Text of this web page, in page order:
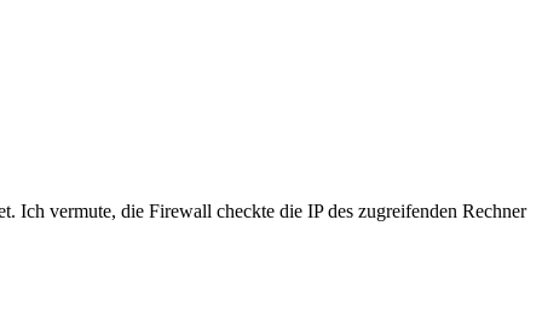
Ich vermute, die Firewall checkte die IP des zugreifenden Rechner